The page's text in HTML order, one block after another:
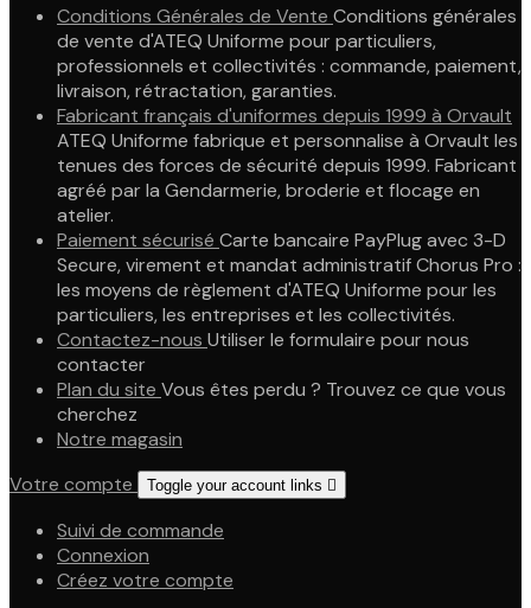
Conditions Générales de Vente Conditions générales
de vente d'ATEQ Uniforme pour particuliers,
professionnels et collectivités : commande, paiement,
livraison, rétractation, garanties.
Fabricant français d'uniformes depuis 1999 à Orvault
ATEQ Uniforme fabrique et personnalise à Orvault les
tenues des forces de sécurité depuis 1999. Fabricant
agréé par la Gendarmerie, broderie et flocage en
atelier.
Paiement sécurisé Carte bancaire PayPlug avec 3-D
Secure, virement et mandat administratif Chorus Pro :
les moyens de règlement d'ATEQ Uniforme pour les
particuliers, les entreprises et les collectivités.
Contactez-nous Utiliser le formulaire pour nous
contacter
Plan du site Vous êtes perdu ? Trouvez ce que vous
cherchez
Notre magasin
Votre compte
Toggle your account links 
Suivi de commande
Connexion
Créez votre compte